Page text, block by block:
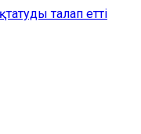
талап етті